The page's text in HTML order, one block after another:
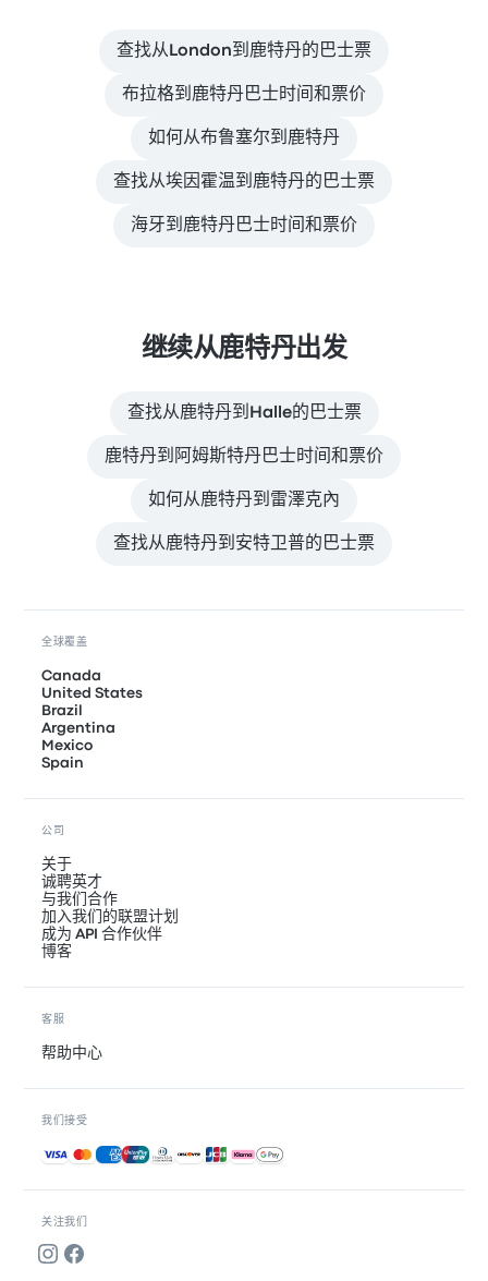
查找从London到鹿特丹的巴士票
布拉格到鹿特丹巴士时间和票价
如何从布鲁塞尔到鹿特丹
查找从埃因霍温到鹿特丹的巴士票
海牙到鹿特丹巴士时间和票价
继续从鹿特丹出发
查找从鹿特丹到Halle的巴士票
鹿特丹到阿姆斯特丹巴士时间和票价
如何从鹿特丹到雷澤克內
查找从鹿特丹到安特卫普的巴士票
关注我们
全球覆盖
Canada
United States
Brazil
Argentina
Mexico
Spain
公司
关于
诚聘英才
与我们合作
加入我们的联盟计划
成为 API 合作伙伴
博客
客服
帮助中心
我们接受
接受的付款方式